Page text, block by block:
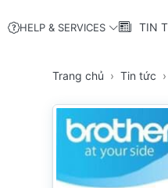
HELP & SERVICES TIN
Trang chủ Tin tức